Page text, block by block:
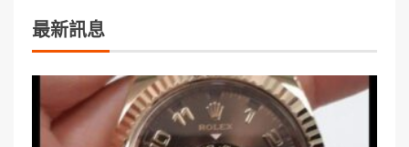
最新訊息